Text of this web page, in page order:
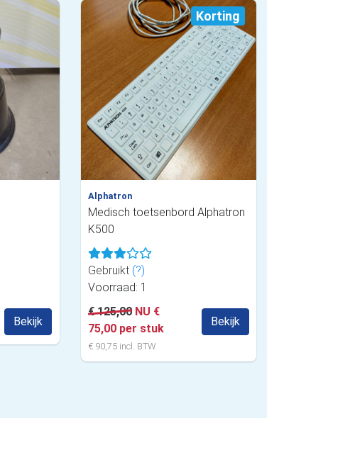
Bekijk
Korting
Alphatron
Medisch toetsenbord Alphatron
K500
Gebruikt (?)
Voorraad: 1
€ 125,00NU €
75,00 per stuk
€ 90,75 incl. BTW
Bekijk